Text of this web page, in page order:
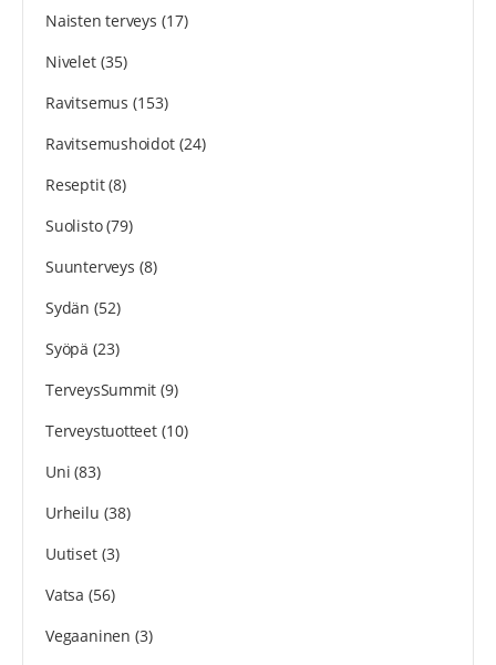
Naisten terveys (17)
Nivelet(35)
Ravitsemus (153)
Ravitsemushoidot(24)
Reseptit(8)
Suolisto(79)
Suunterveys (8)
Sydän (52)
Syöpä (23)
TerveysSummit (9)
Terveystuotteet(10)
Uni (83)
Urheilu (38)
Uutiset(3)
Vatsa (56)
Vegaaninen (3)